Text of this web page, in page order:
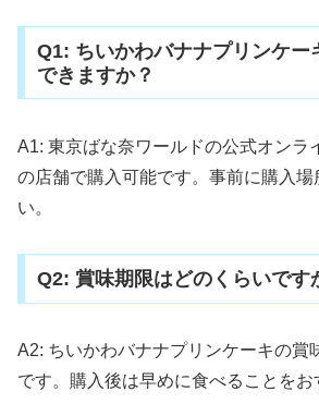
Q1: ちいかわバナナプリンケー
できますか？
A1: 東京ばな奈ワールドの公式オンラ
の店舗で購入可能です。事前に購入場
い。
Q2: 賞味期限はどのくらいです
A2: ちいかわバナナプリンケーキの賞
です。購入後は早めに食べることをお